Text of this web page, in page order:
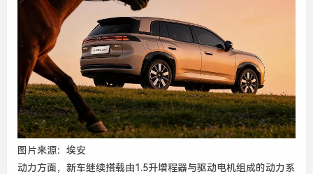
图片来源：埃安
动力方面，新车继续搭载由1.5升增程器与驱动电机组成的动力系